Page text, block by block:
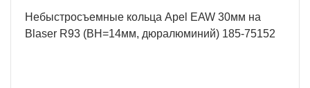
Небыстросъемные кольца Apel EAW 30мм на
Blaser R93 (BH=14мм, дюралюминий) 185-75152